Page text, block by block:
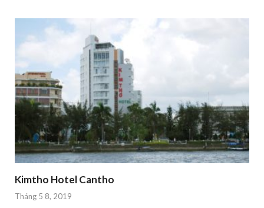
Kimtho Hotel Cantho
Tháng 5 8, 2019